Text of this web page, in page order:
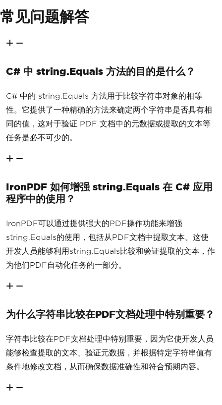
常见问题解答
C# 中 string.Equals 方法的目的是什么？
C# 中的 string.Equals 方法用于比较字符串对象的相等
性。它提供了一种精确的方法来确定两个字符串是否具有相
同的值，这对于验证 PDF 文档中的元数据或提取的文本等
任务是必不可少的。
IronPDF 如何增强 string.Equals 在 C# 应用
程序中的使用？
IronPDF可以通过提供强大的PDF操作功能来增强
string.Equals的使用，包括从PDF文档中提取文本。这使
开发人员能够利用string.Equals比较和验证提取的文本，作
为他们PDF自动化任务的一部分。
为什么字符串比较在PDF文档处理中特别重要？
字符串比较在PDF文档处理中特别重要，因为它使开发人员
能够检查提取的文本、验证元数据，并根据特定字符串值有
条件地修改文档，从而确保数据准确性和符合预期内容。